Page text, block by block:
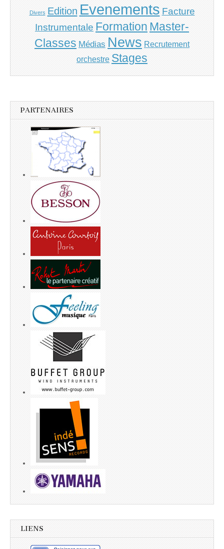
Divers Edition Evenements Facture
Instrumentale Formation Master-
Classes Médias News Recrutement
orchestre Stages
PARTENAIRES
LIENS